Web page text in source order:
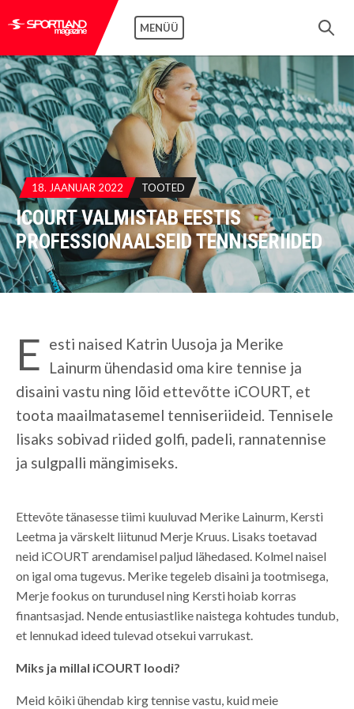
MENÜÜ
18. JAANUAR 2022 TOOTED
ICOURT VALMISTAB EESTIS
PROFESSIONAALSEID TENNISERIIDED
E esti naised Katrin Uusoja ja Merike
Lainurm ühendasid oma kire tennise ja
disaini vastu ning lõid ettevõtte iCOURT, et
toota maailmatasemel tenniseriideid. Tennisele
lisaks sobivad riided golfi, padeli, rannatennise
ja sulgpalli mängimiseks.
Ettevõte tänasesse tiimi kuuluvad Merike Lainurm, Kersti
Leetma ja värskelt liitunud Merje Kruus. Lisaks toetavad
neid iCOURT arendamisel paljud lähedased. Kolmel naisel
on igal oma tugevus. Merike tegeleb disaini ja tootmisega,
Merje fookus on turundusel ning Kersti hoiab korras
finantsasjad. Nende entusiastlike naistega kohtudes tundub,
et lennukad ideed tulevad otsekui varrukast.
Miks ja millal iCOURT loodi?
Meid kõiki ühendab kirg tennise vastu, kuid meie